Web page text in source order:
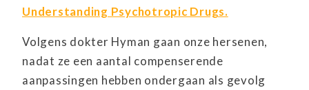
Understanding Psychotropic Drugs.
Volgens dokter Hyman gaan onze hersenen,
nadat ze een aantal compenserende
aanpassingen hebben ondergaan als gevolg